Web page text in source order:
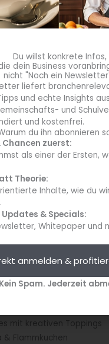
Von
über pflanzliche
für diePlanung des
darüber hinaus.
Effizient. Vielseitig.
Produkte sind
des Außer-Haus-
:
durch ready-to-heat-
&
in Pfanne, Grill,
Airfryer
2025 liefert
mit kreativen Toppings
& Flammkuchen
Du willst konkrete Infos,
dein Business
nicht "Noch ein
liefert
und echte Insights
und
und kostenfrei.
du ihn abonnieren
Chancen zuerst:
als einer der Ersten,
Theorie:
Inhalte, wie du
Updates & Specials:
Whitepaper und
anmelden &
Kein Spam. Jederzeit